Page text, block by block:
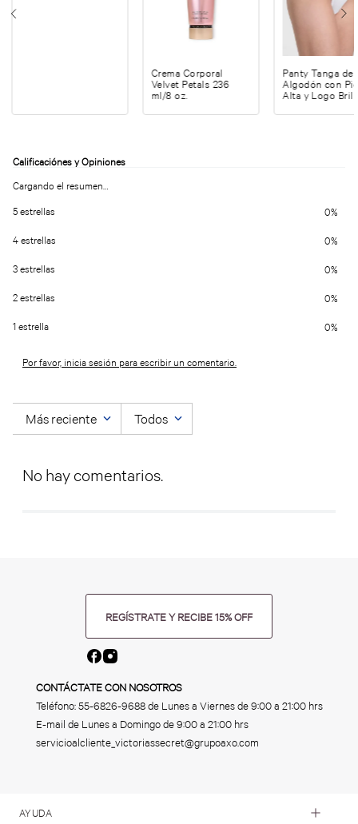
Crema Corporal
Velvet Petals 236
ml/8 oz.
Panty Tanga de
Algodón con
Alta y Logo
Cargando el resumen…
5 estrellas 0%
4 estrellas 0%
3 estrellas 0%
2 estrellas 0%
1 estrella 0%
Por favor, inicia sesión para escribir un comentario.
Más reciente Todos
No hay comentarios.
REGÍSTRATE Y RECIBE 15% OFF
CONTÁCTATE CON NOSOTROS
Teléfono:55-6826-9688de Lunes a Viernes de 9:00 a 21:00 hrs
E-mail de Lunes a Domingo de 9:00 a 21:00 hrs
servicioalcliente_victoriassecret@grupoaxo.com
AYUDA